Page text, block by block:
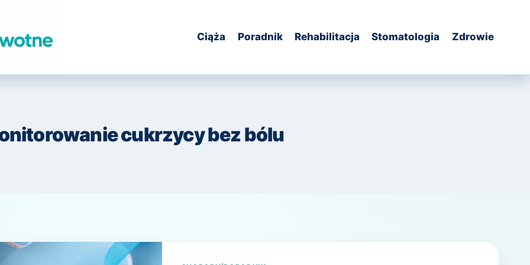
Ciąża Poradnik Rehabilitacja Stomatologia Zdrowie
cukrzycy bez bólu